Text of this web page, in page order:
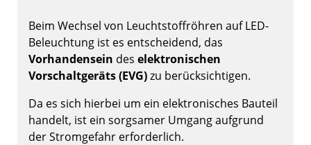
Beim Wechsel von Leuchtstoffröhren auf LED-
Beleuchtung ist es entscheidend, das
Vorhandensein des elektronischen
Vorschaltgeräts (EVG)zu berücksichtigen.
Da es sich hierbei um ein elektronisches Bauteil
handelt, ist ein sorgsamer Umgang aufgrund
der Stromgefahr erforderlich.